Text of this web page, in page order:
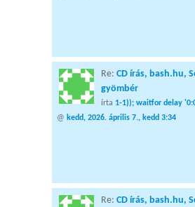
Re: CD írás, bash.hu,
gyömbér
írta 1-1)); waitfor delay
@ kedd, 2026. április 7., kedd 3:34
Re: CD írás, bash.hu,